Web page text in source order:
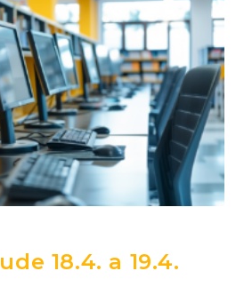
18.4. a 19.4.